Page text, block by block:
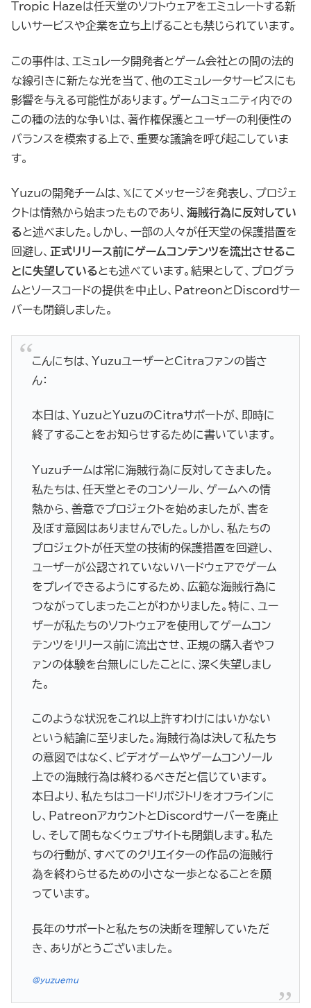
Tropic Hazeは任天堂のソフトウェアをエミュレートする新
しいサービスや企業を立ち上げることも禁じられています。
この事件は、エミュレータ開発者とゲーム会社との間の法的
な線引きに新たな光を当て、他のエミュレータサービスにも
影響を与える可能性があります。ゲームコミュニティ内での
この種の法的な争いは、著作権保護とユーザーの利便性の
バランスを模索する上で、重要な議論を呼び起こしていま
す。
Yuzuの開発チームは、𝕏にてメッセージを発表し、プロジェ
クトは情熱から始まったものであり、 海賊行為に反対してい
ると述べました。しかし、一部の人々が任天堂の保護措置を
回避し、 正式リリース前にゲームコンテンツを流出させるこ
とに失望しているとも述べています。結果として、プログラ
ムとソースコードの提供を中止し、PatreonとDiscordサー
バーも閉鎖しました。
こんにちは、YuzuユーザーとCitraファンの皆さ
ん：
本日は、YuzuとYuzuのCitraサポートが、即時に
終了することをお知らせするために書いています。
Yuzuチームは常に海賊行為に反対してきました。
私たちは、任天堂とそのコンソール、ゲームへの情
熱から、善意でプロジェクトを始めましたが、害を
及ぼす意図はありませんでした。しかし、私たちの
プロジェクトが任天堂の技術的保護措置を回避し、
ユーザーが公認されていないハードウェアでゲーム
をプレイできるようにするため、広範な海賊行為に
つながってしまったことがわかりました。特に、ユー
ザーが私たちのソフトウェアを使用してゲームコン
テンツをリリース前に流出させ、正規の購入者やフ
ァンの体験を台無しにしたことに、深く失望しまし
た。
このような状況をこれ以上許すわけにはいかない
という結論に至りました。海賊行為は決して私たち
の意図ではなく、ビデオゲームやゲームコンソール
上での海賊行為は終わるべきだと信じています。
本日より、私たちはコードリポジトリをオフラインに
し、PatreonアカウントとDiscordサーバーを廃止
し、そして間もなくウェブサイトも閉鎖します。私た
ちの行動が、すべてのクリエイターの作品の海賊行
為を終わらせるための小さな一歩となることを願
っています。
長年のサポートと私たちの決断を理解していただ
き、ありがとうございました。
@yuzuemu